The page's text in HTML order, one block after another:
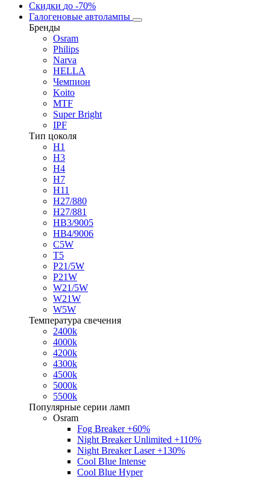
Скидки до -70%
Галогеновые автолампы
Бренды
Osram
Philips
Narva
HELLA
Чемпион
Koito
MTF
Super Bright
IPF
Тип цоколя
H1
H3
H4
H7
H11
H27/880
H27/881
HB3/9005
HB4/9006
C5W
T5
P21/5W
P21W
W21/5W
W21W
W5W
Температура свечения
2400k
4000k
4200k
4300k
4500k
5000k
5500k
Популярные серии ламп
Osram
Fog Breaker +60%
Night Breaker Unlimited +110%
Night Breaker Laser +130%
Cool Blue Intense
Cool Blue Hyper